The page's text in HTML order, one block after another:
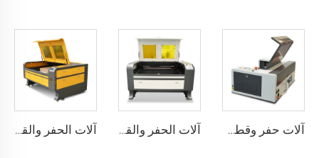
آلات حفر وقطع بالليزر 3020 آلات الحفر والقطع بالليزر 1390 آلات الحفر والقطع بالليزر 1310